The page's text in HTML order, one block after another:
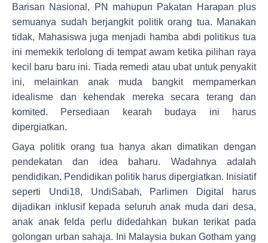
semuanya sudah berjangkit politik orang tua. Manakan
tidak, Mahasiswa juga menjadi hamba abdi politikus tua
ini memekik terlolong di tempat awam ketika pilihan raya
kecil baru baru ini. Tiada remedi atau ubat untuk penyakit
ini, melainkan anak muda bangkit mempamerkan
idealisme dan kehendak mereka secara terang dan
komited. Persediaan kearah budaya ini harus
dipergiatkan.
pendekatan dan idea baharu. Wadahnya adalah
pendidikan. Pendidikan politik harus dipergiatkan. Inisiatif
seperti Undi18, UndiSabah, Parlimen Digital harus
dijadikan inklusif kepada seluruh anak muda dari desa,
anak anak felda perlu didedahkan bukan terikat pada
golongan urban sahaja. Ini Malaysia bukan Gotham yang